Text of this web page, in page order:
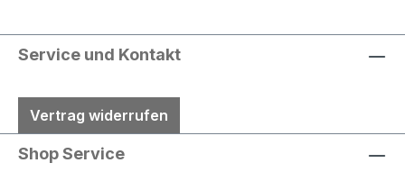
Service und Kontakt
Vertrag widerrufen
Shop Service